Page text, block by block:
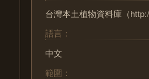
台灣本土植物資料庫（
語言：
中文
範圍：